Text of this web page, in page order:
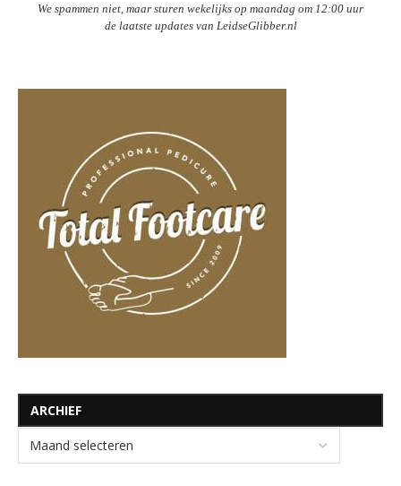
We spammen niet, maar sturen wekelijks op maandag om 12:00 uur
de laatste updates van LeidseGlibber.nl
ARCHIEF